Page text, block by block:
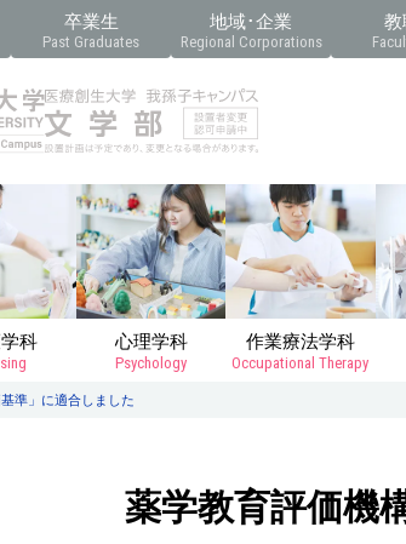
卒業生
Past Graduates
地域･企業
Regional Corporations
教
科 心理学科
Psychology
作業療法学科
Occupational Therapy
準」に適合しました
薬学教育評価機